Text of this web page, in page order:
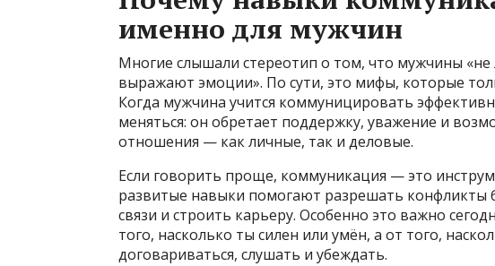
именно для мужчин
Многие слышали стереотип о том, что мужчины «не
выражают эмоции». По сути, это мифы, которые
Когда мужчина учится коммуницировать
меняться: он обретает поддержку, уважение и
отношения — как личные, так и деловые.
Если говорить проще, коммуникация — это
развитые навыки помогают разрешать конфликты
связи и строить карьеру. Особенно это важно
того, насколько ты силен или умён, а от того,
договариваться, слушать и убеждать.